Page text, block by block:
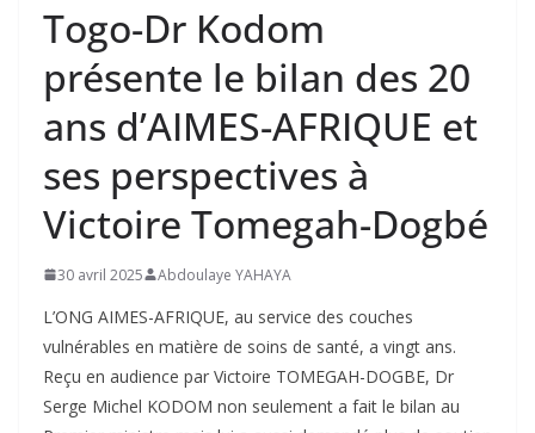
Togo-Dr Kodom
présente le bilan des 20
ans d’AIMES-AFRIQUE et
ses perspectives à
Victoire Tomegah-Dogbé
30 avril 2025 Abdoulaye YAHAYA
L’ONG AIMES-AFRIQUE, au service des couches
vulnérables en matière de soins de santé, a vingt ans.
Reçu en audience par Victoire TOMEGAH-DOGBE, Dr
Serge Michel KODOM non seulement a fait le bilan au